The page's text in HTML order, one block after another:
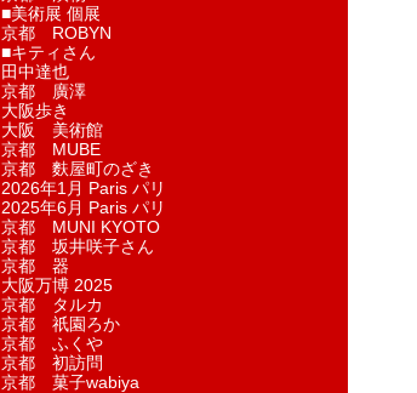
■美術展 個展
京都 ROBYN
■キティさん
田中達也
京都 廣澤
大阪歩き
大阪 美術館
京都 MUBE
京都 麩屋町のざき
2026年1月 Paris パリ
2025年6月 Paris パリ
京都 MUNI KYOTO
京都 坂井咲子さん
京都 器
大阪万博 2025
京都 タルカ
京都 祇園ろか
京都 ふくや
京都 初訪問
京都 菓子wabiya